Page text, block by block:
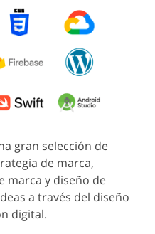
gran selección de
de marca,
marca y diseño de
a través del diseño
digital.